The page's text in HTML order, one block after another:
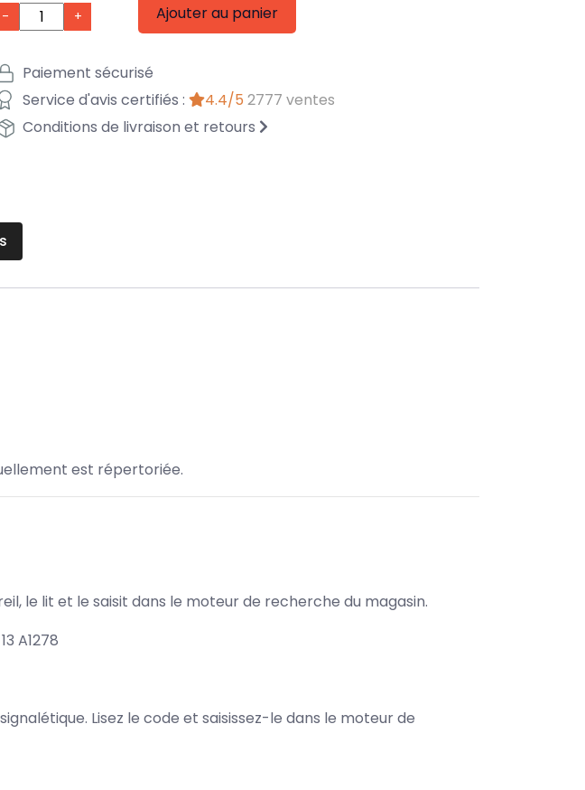
- + Ajouter au panier
Paiement sécurisé
Service d'avis certifiés :
4.4/5 2777 ventes
Conditions de livraison et retours
est répertoriée.
le lit et le saisit dans le moteur de recherche du magasin.
A1278
Lisez le code et saisissez-le dans le moteur de